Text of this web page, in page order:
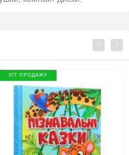
ХІТ ПРОДАЖУ